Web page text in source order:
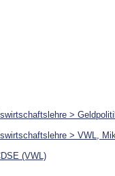
>
> VWL,
(VWL)